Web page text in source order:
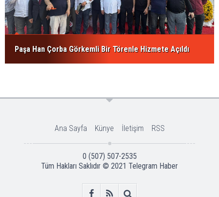
Paşa Han Çorba Görkemli Bir Törenle Hizmete Açıldı
Ana Sayfa Künye İletişim RSS
0 (507) 507-2535
Tüm Hakları Saklıdır © 2021 Telegram Haber